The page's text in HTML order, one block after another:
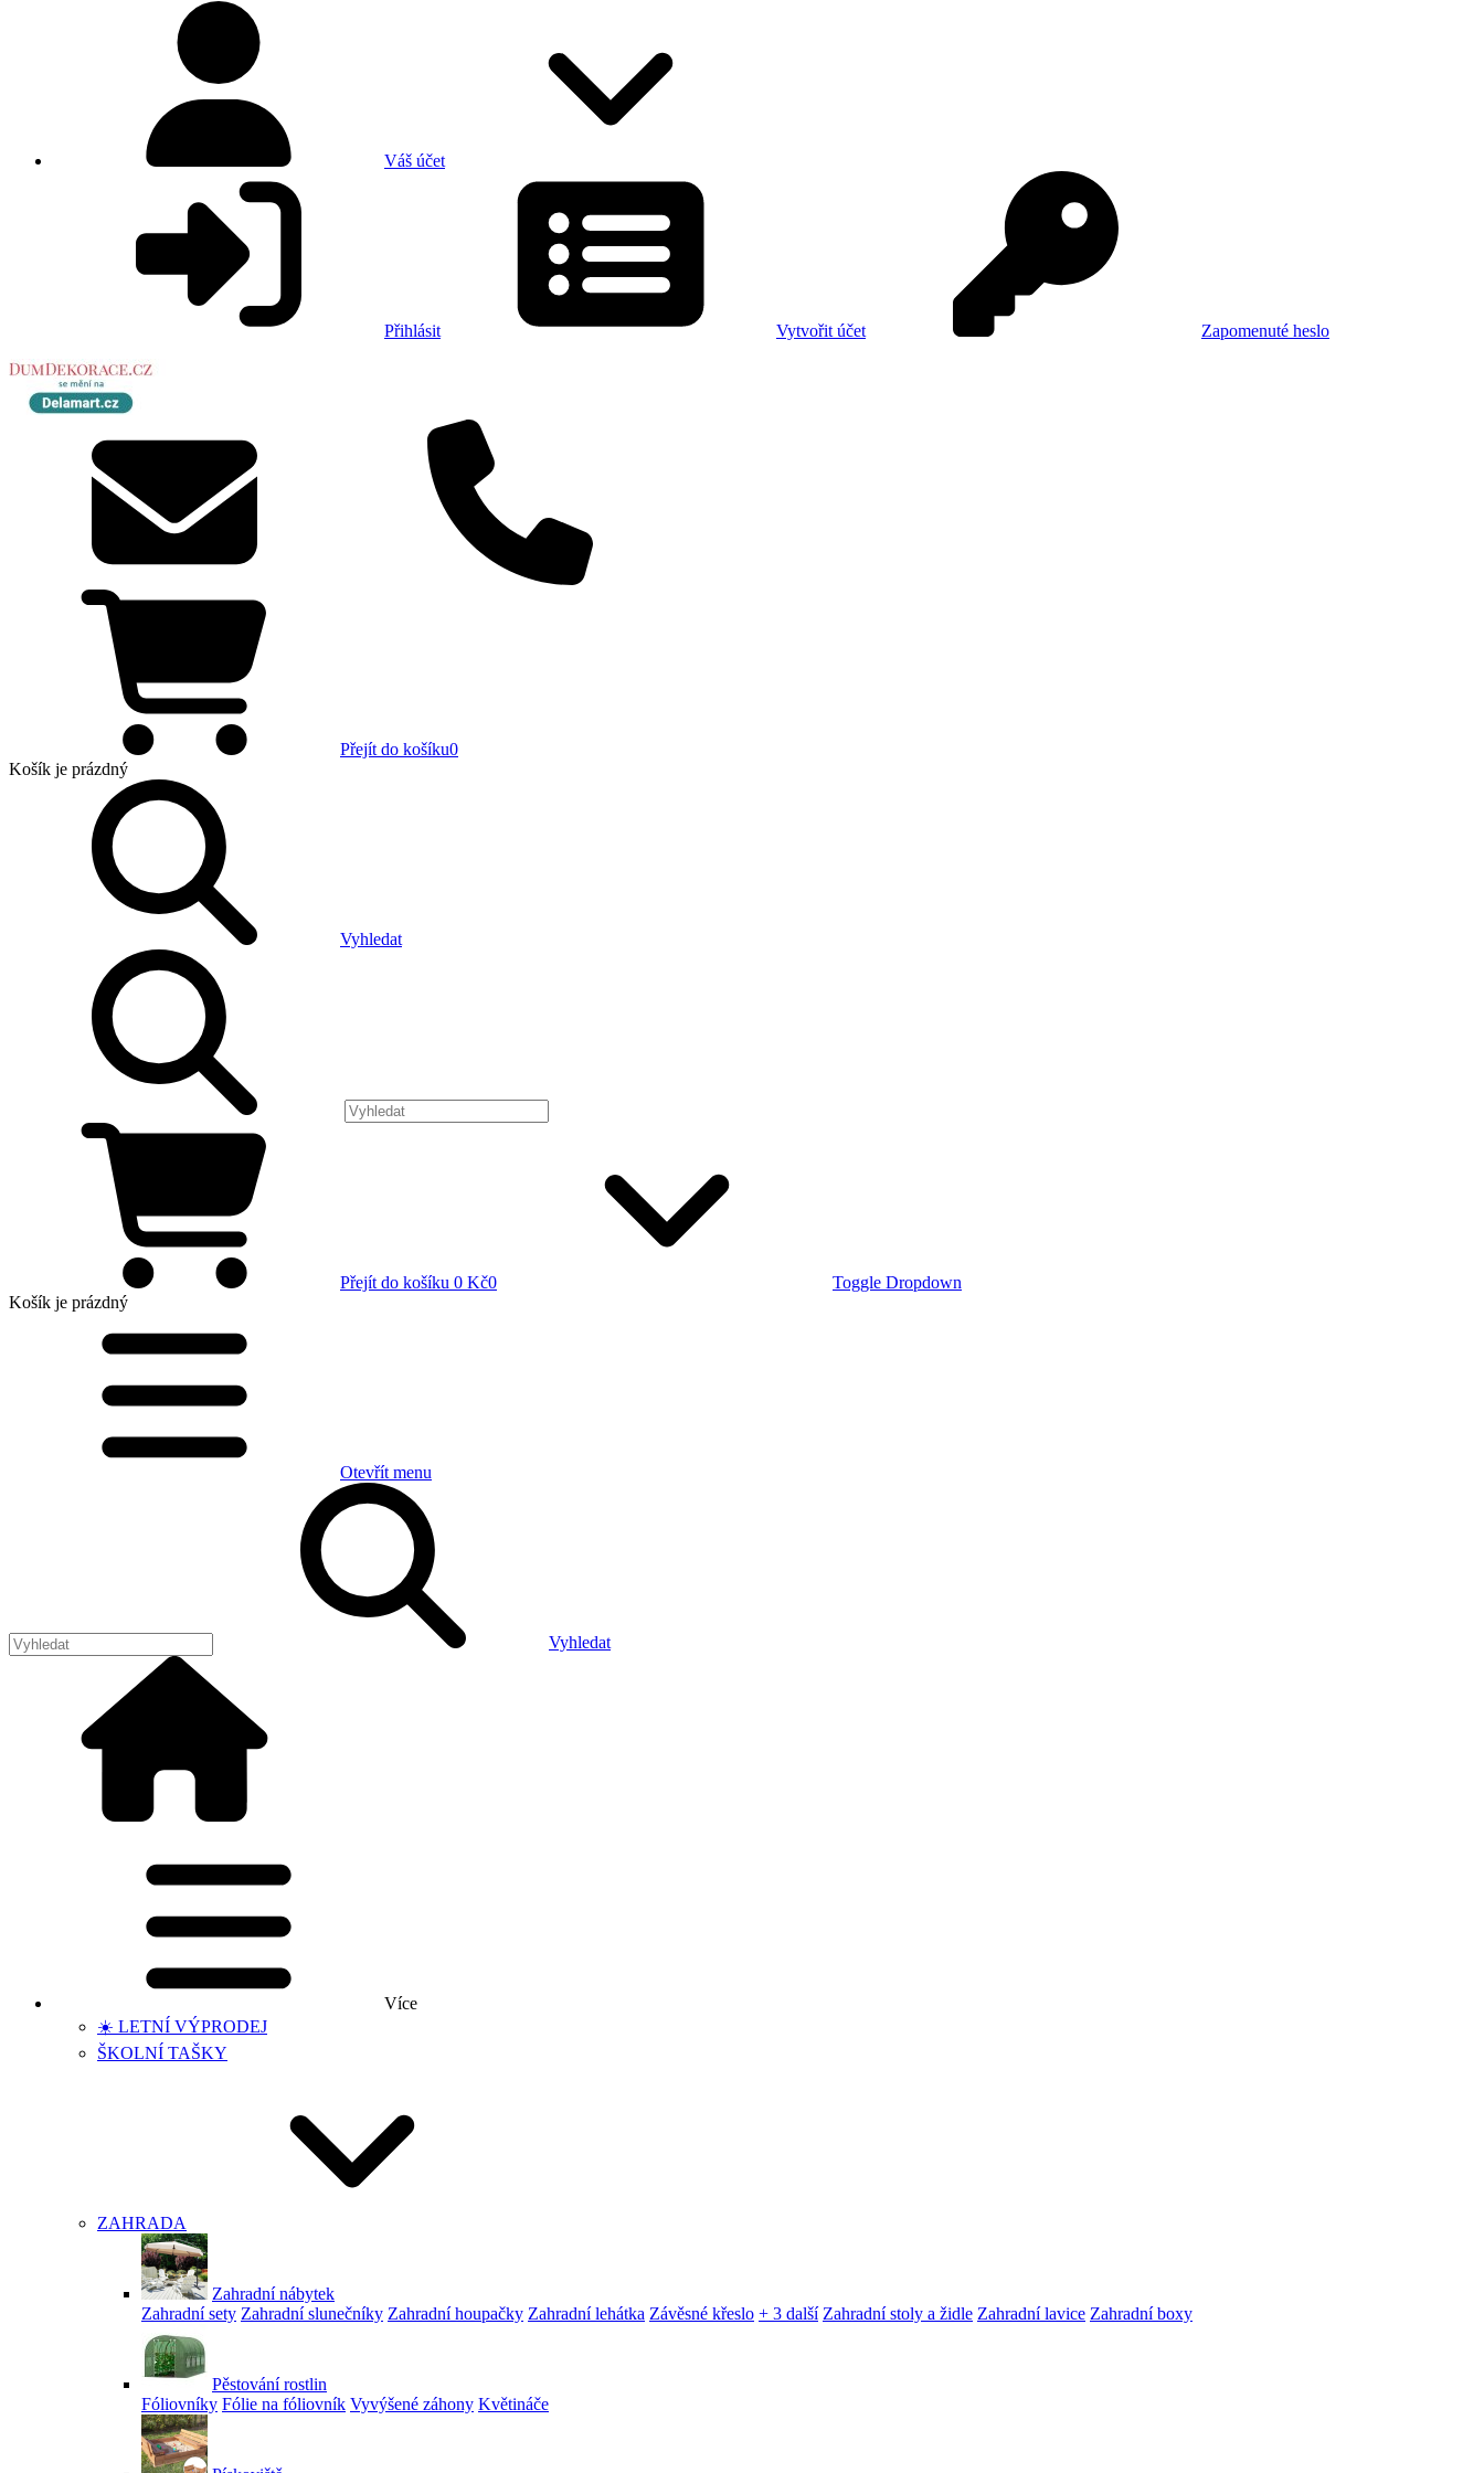
Váš účet
Přihlásit Vytvořit účet Zapomenuté heslo
Přejít do košíku0
Košík je prázdný
Vyhledat
Přejít do košíku 0 Kč0
Toggle Dropdown
Košík je prázdný
Otevřít menu
Vyhledat
Více
☀️ LETNÍ VÝPRODEJ
ŠKOLNÍ TAŠKY
ZAHRADA
Zahradní nábytek
Zahradní sety Zahradní slunečníky Zahradní houpačky Zahradní lehátka Závěsné křeslo + 3 další Zahradní stoly a židle Zahradní lavice Zahradní boxy
Pěstování rostlin
Fóliovníky Fólie na fóliovník Vyvýšené záhony Květináče